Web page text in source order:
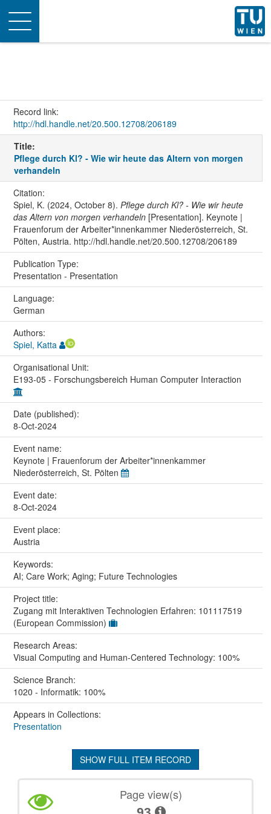
Toggle
navigation
Record link:
http://hdl.handle.net/20.500.12708/206189
Title:
Pflege durch Kl? - Wie wir heute das Altern von morgen
verhandeln
Citation:
Spiel, K. (2024, October 8). Pflege durch Kl? - Wie wir heute
das Altern von morgen verhandeln[Presentation]. Keynote |
Frauenforum der Arbeiter*innenkammer Niederösterreich, St.
Pölten, Austria. http://hdl.handle.net/20.500.12708/206189
Publication Type:
Presentation - Presentation
Language:
German
Authors:
Spiel, Katta
Organisational Unit:
E193-05 - Forschungsbereich Human Computer Interaction
Date (published):
8-Oct-2024
Event name:
Keynote | Frauenforum der Arbeiter*innenkammer
Niederösterreich, St. Pölten
Event date:
8-Oct-2024
Event place:
Austria
Keywords:
AI; Care Work; Aging; Future Technologies
Project title:
Zugang mit Interaktiven Technologien Erfahren: 101117519
(European Commission)
Research Areas:
Visual Computing and Human-Centered Technology: 100%
Science Branch:
1020 - Informatik: 100%
Appears in Collections:
Presentation
SHOW FULL ITEM RECORD
Page view(s)